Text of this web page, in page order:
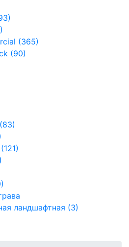
(365)
(90)
ландшафтная (3)